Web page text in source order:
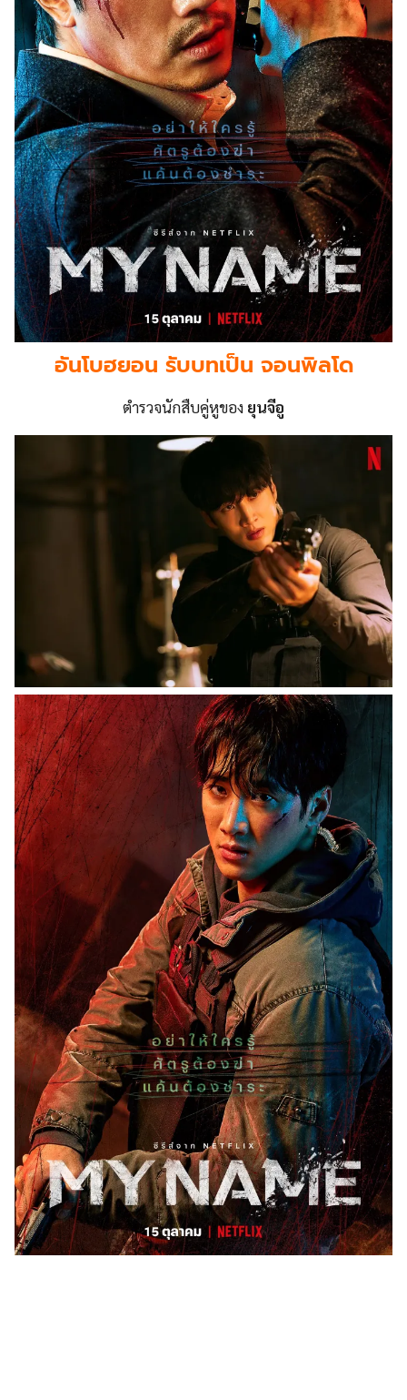
อันโบฮยอน รับบทเป็น จอนพิลโด
ตำรวจนักสืบคู่หูของ ยุนจีอู